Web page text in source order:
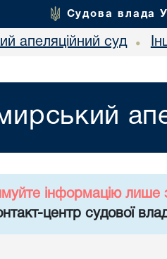
Судова влада
апеляційний суд •
інформацію лише
центр судової